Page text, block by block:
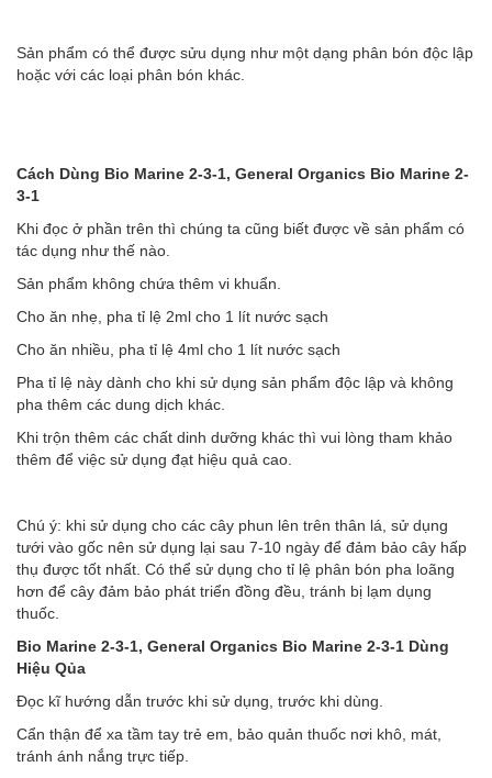
Sản phẩm có thể được sửu dụng như một dạng phân bón độc lập
hoặc với các loại phân bón khác.
Cách Dùng Bio Marine 2-3-1, General Organics Bio Marine 2-
3-1
Khi đọc ở phần trên thì chúng ta cũng biết được về sản phẩm có
tác dụng như thế nào.
Sản phẩm không chứa thêm vi khuẩn.
Cho ăn nhẹ, pha tỉ lệ 2ml cho 1 lít nước sạch
Cho ăn nhiều, pha tỉ lệ 4ml cho 1 lít nước sạch
Pha tỉ lệ này dành cho khi sử dụng sản phẩm độc lập và không
pha thêm các dung dịch khác.
Khi trộn thêm các chất dinh dưỡng khác thì vui lòng tham khảo
thêm để việc sử dụng đạt hiệu quả cao.
Chú ý: khi sử dụng cho các cây phun lên trên thân lá, sử dụng
tưới vào gốc nên sử dụng lại sau 7-10 ngày để đảm bảo cây hấp
thụ được tốt nhất. Có thể sử dụng cho tỉ lệ phân bón pha loãng
hơn để cây đảm bảo phát triển đồng đều, tránh bị lạm dụng
thuốc.
Bio Marine 2-3-1, General Organics Bio Marine 2-3-1 Dùng
Hiệu Qủa
Đọc kĩ hướng dẫn trước khi sử dụng, trước khi dùng.
Cẩn thận để xa tầm tay trẻ em, bảo quản thuốc nơi khô, mát,
tránh ánh nắng trực tiếp.